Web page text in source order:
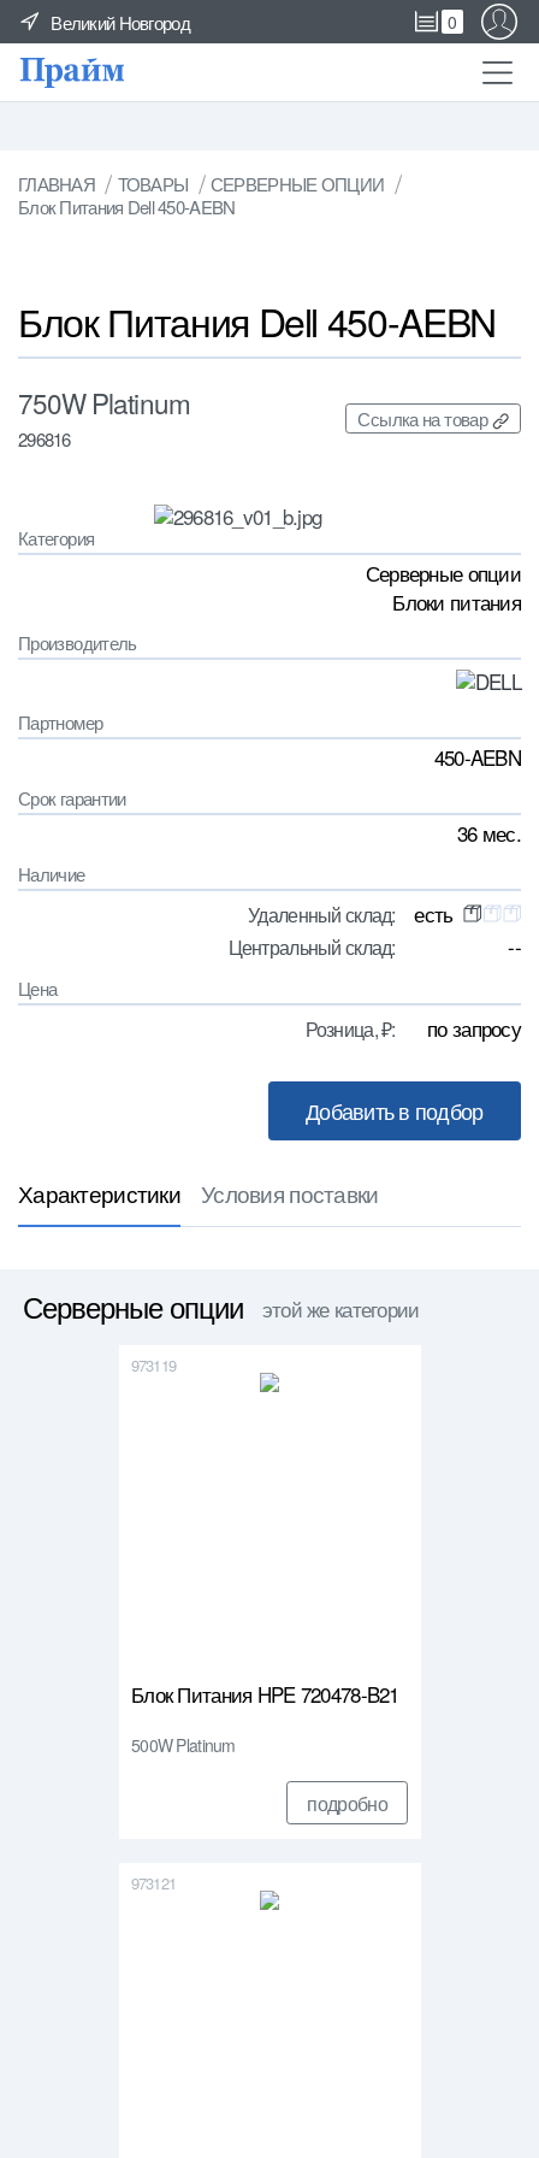
Великий Новгород 0
ГЛАВНАЯ ТОВАРЫ
СЕРВЕРНЫЕ ОПЦИИ
Блок Питания Dell 450-AEBN
Блок Питания Dell 450-AEBN
750W Platinum
296816
Ссылка на товар
Категория
Серверные опции
Блоки питания
Производитель
Партномер
450-AEBN
Срок гарантии
36 мес.
Наличие
Удаленный склад: есть
Центральный склад: --
Цена
Розница, ₽: по запросу
Характеристики Условия поставки
Серверные опции этой же категории
973119
Блок Питания HPE 720478-B21
500W Platinum
подробно
973121